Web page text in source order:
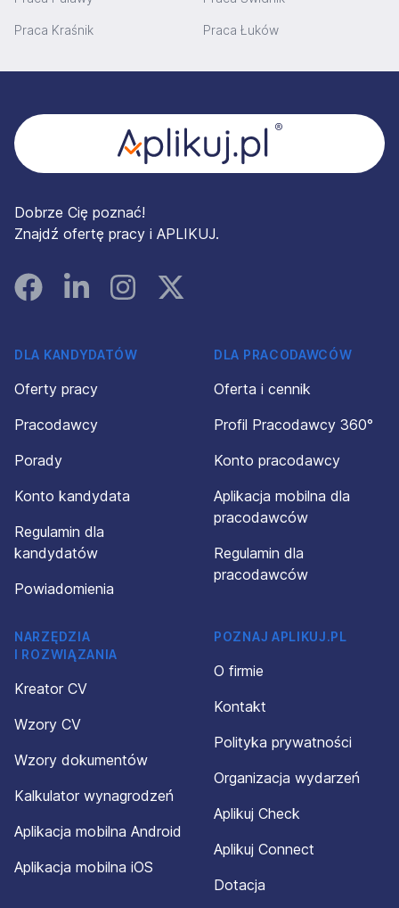
Praca Kraśnik Praca Łuków
Dobrze Cię poznać!
Znajdź ofertę pracy i APLIKUJ.
FacebookLinked InInstagramInstagram
DLA KANDYDATÓW
Oferty pracy
Pracodawcy
Porady
Konto kandydata
Regulamin dla
kandydatów
Powiadomienia
DLA PRACODAWCÓW
Oferta i cennik
Profil Pracodawcy 360°
Konto pracodawcy
Aplikacja mobilna dla
pracodawców
Regulamin dla
pracodawców
NARZĘDZIA
I ROZWIĄZANIA
Kreator CV
Wzory CV
Wzory dokumentów
Kalkulator wynagrodzeń
Aplikacja mobilna Android
Aplikacja mobilna iOS
POZNAJ APLIKUJ.PL
O firmie
Kontakt
Polityka prywatności
Organizacja wydarzeń
Aplikuj Check
Aplikuj Connect
Dotacja